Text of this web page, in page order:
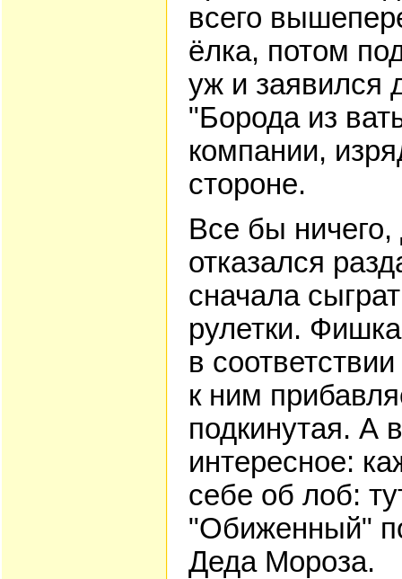
всего
ёлка, потом
уж и заявился
"Борода из
компании,
стороне.
Все бы ничего,
отказался
сначала
рулетки.
в
к ним
подкинутая. А
интересное:
себе об лоб:
"Обиженный"
Деда Мороза.